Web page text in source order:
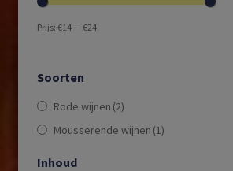
Prijs: €14— €24
Soorten
Rode wijnen (2)
Mousserende wijnen (1)
Inhoud